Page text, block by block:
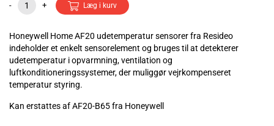
- + Læg i kurv
Honeywell Home AF20 udetemperatur sensorer fra Resideo
indeholder et enkelt sensorelement og bruges til at detekterer
udetemperatur i opvarmning, ventilation og
luftkonditioneringssystemer, der muliggør vejrkompenseret
temperatur styring.
Kan erstattes af AF20-B65 fra Honeywell